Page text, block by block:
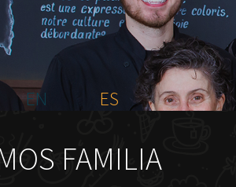
EN ES
FAMILIA